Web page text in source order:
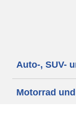
Auto-, SUV-
Motorrad